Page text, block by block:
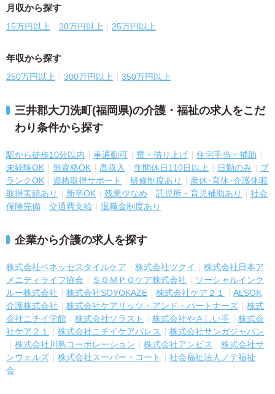
月収から探す
15万円以上 20万円以上 25万円以上
年収から探す
250万円以上 300万円以上 350万円以上
三井郡大刀洗町(福岡県)の介護・福祉の求人をこだ
わり条件から探す
駅から徒歩10分以内 車通勤可 寮・借り上げ
住宅手当・補助
未経験OK
無資格OK 高収入 年間休日110日以上 日勤のみ
ブ
ランクOK
資格取得サポート 研修制度あり
産休･育休･介護休暇
取得実績あり
新卒OK 残業少なめ 託児所・育児補助あり
社会
保険完備
交通費支給 退職金制度あり
企業から介護の求人を探す
株式会社ベネッセスタイルケア 株式会社ツクイ
株式会社日本ア
メニティライフ協会
ＳＯＭＰＯケア株式会社
ソーシャルインク
ルー株式会社
株式会社SOYOKAZE 株式会社ケア２１
ALSOK
介護株式会社
株式会社ケアリッツ・アンド・パートナーズ
株式
会社ニチイ学館
株式会社ソラスト 株式会社やさしい手
株式会
社ケア２１
株式会社ニチイケアパレス
株式会社サンガジャパン
株式会社川島コーポレーション
株式会社アンビス
株式会社サ
ンウェルズ
株式会社スーパー・コート
社会福祉法人ノテ福祉
会